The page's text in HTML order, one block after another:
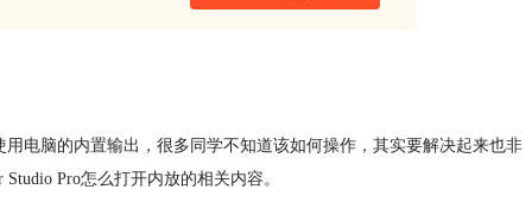
电脑的内置输出，很多同学不知道该如何操作，其实要解决起来也非
Pro怎么打开内放的相关内容。